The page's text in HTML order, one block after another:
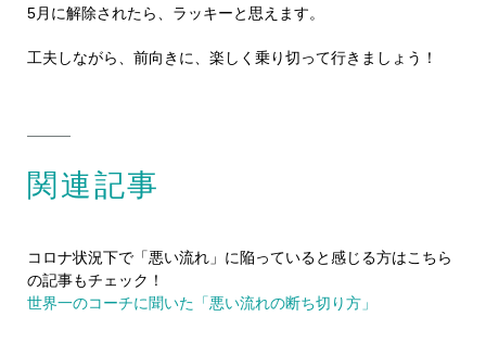
5月に解除されたら、ラッキーと思えます。
工夫しながら、前向きに、楽しく乗り切って行きましょう！
関連記事
コロナ状況下で「悪い流れ」に陥っていると感じる方はこちら
の記事もチェック！
世界一のコーチに聞いた「悪い流れの断ち切り方」